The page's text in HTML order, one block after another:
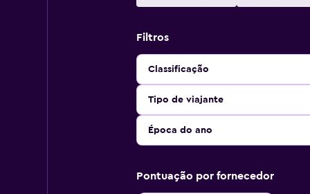
Filtros
Classificação
Tipo de viajante
Época do ano
Pontuação por fornecedor